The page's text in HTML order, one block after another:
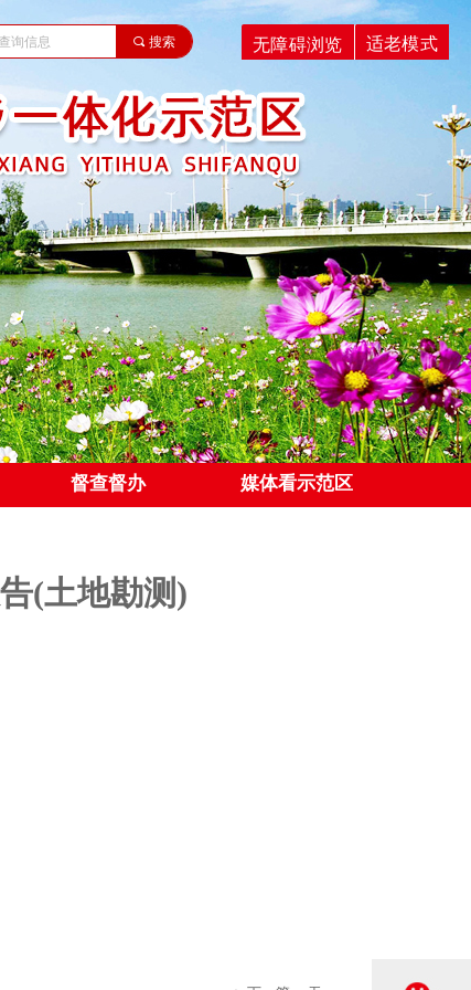
끠 搜索
督查督办 媒体看示范区
无障碍浏览 适老模式
(土地勘测)